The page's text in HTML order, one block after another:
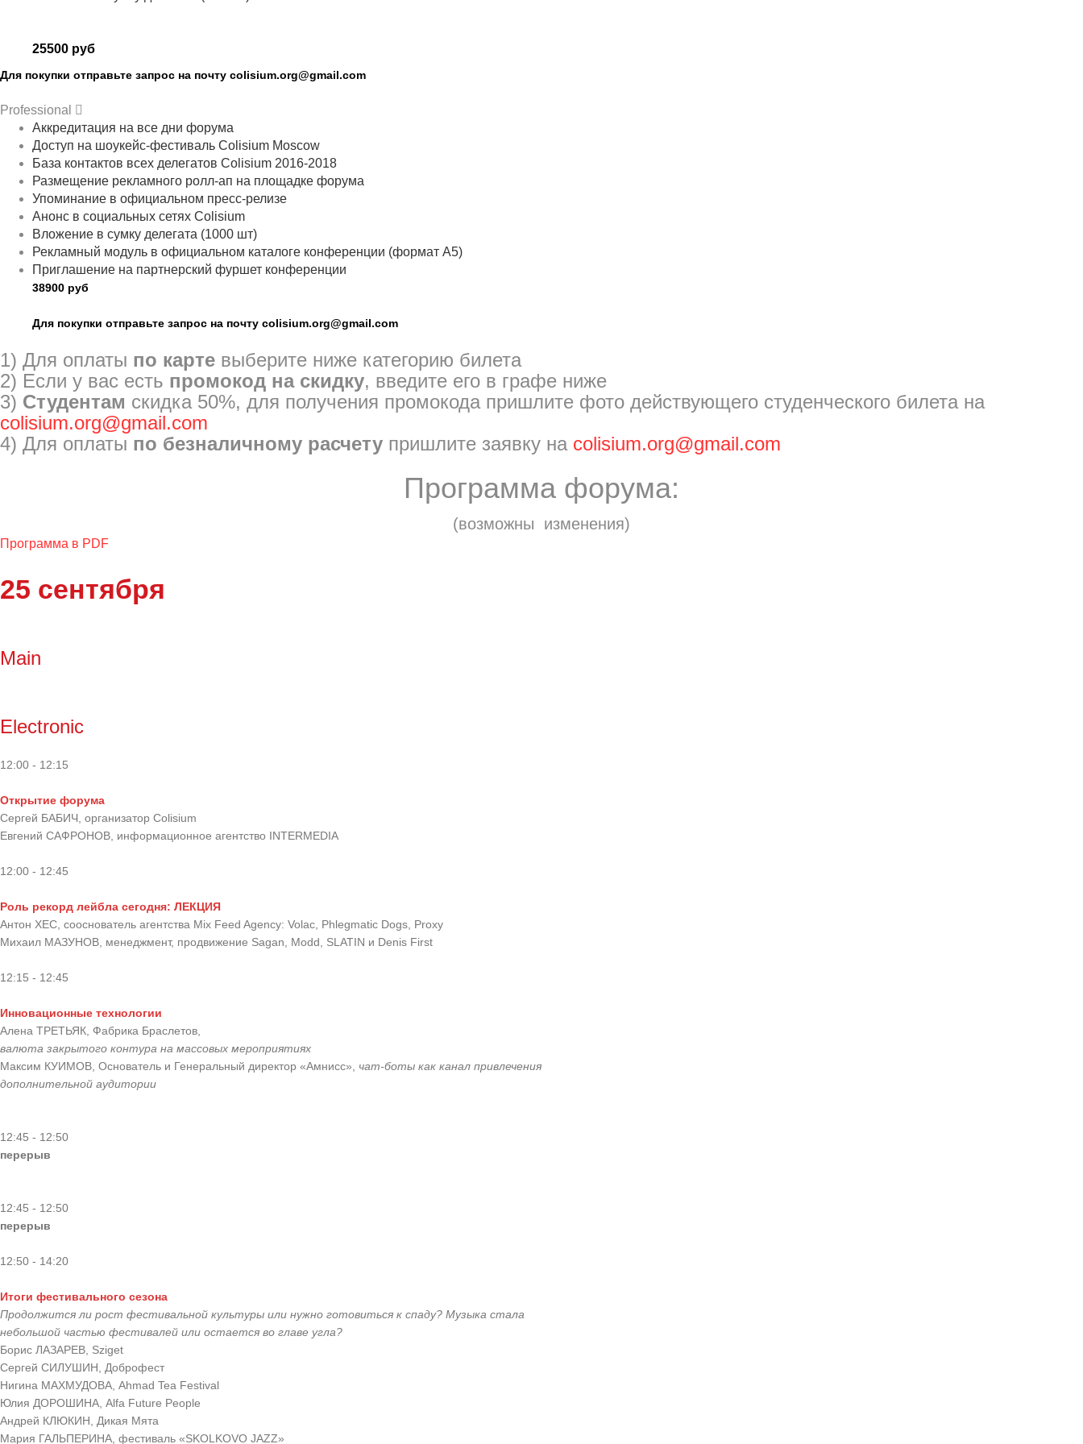
25500 руб
Для покупки отправьте запрос на почту colisium.org@gmail.com
Professional
Аккредитация на все дни форума
Доступ на шоукейс-фестиваль Colisium Moscow
База контактов всех делегатов Colisium 2016-2018
Размещение рекламного ролл-ап на площадке форума
Упоминание в официальном пресс-релизе
Анонс в социальных сетях Colisium
Вложение в сумку делегата (1000 шт)
Рекламный модуль в официальном каталоге конференции (формат А5)
Приглашение на партнерский фуршет конференции
38900 руб
Для покупки отправьте запрос на почту colisium.org@gmail.com
1) Для оплаты по карте выберите ниже категорию билета
2) Если у вас есть промокод на скидку, введите его в графе ниже
3) Студентам скидка 50%, для получения промокода пришлите фото действующего студенческого билета на
colisium.org@gmail.com
4) Для оплаты по безналичному расчету пришлите заявку на colisium.org@gmail.com
Программа форума:
(возможны изменения)
Программа в PDF
25 сентября
Main
Electronic
12:00 - 12:15
Открытие форума
Сергей БАБИЧ, организатор Colisium
Евгений САФРОНОВ, информационное агентство INTERMEDIA
12:00 - 12:45
Роль рекорд лейбла сегодня: ЛЕКЦИЯ
Антон ХЕС, сооснователь агентства Mix Feed Agency: Volac, Phlegmatic Dogs, Proxy
Михаил МАЗУНОВ, менеджмент, продвижение Sagan, Modd, SLATIN и Denis First
12:15 - 12:45
Инновационные технологии
Алена ТРЕТЬЯК, Фабрика Браслетов,
валюта закрытого контура на массовых мероприятиях
Максим КУИМОВ, Основатель и Генеральный директор «Амнисс», чат-боты как канал привлечения
дополнительной аудитории
12:45 - 12:50
перерыв
12:45 - 12:50
перерыв
12:50 - 14:20
Итоги фестивального сезона
Продолжится ли рост фестивальной культуры или нужно готовиться к спаду? Музыка стала
небольшой частью фестивалей или остается во главе угла?
Борис ЛАЗАРЕВ, Sziget
Сергей СИЛУШИН, Доброфест
Нигина МАХМУДОВА, Ahmad Tea Festival
Юлия ДОРОШИНА, Alfa Future People
Андрей КЛЮКИН, Дикая Мята
Мария ГАЛЬПЕРИНА, фестиваль «SKOLKOVO JAZZ»